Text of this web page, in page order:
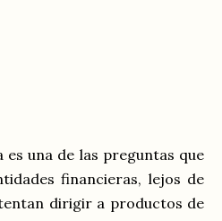
una de las preguntas que
financieras, lejos de
dirigir a productos de